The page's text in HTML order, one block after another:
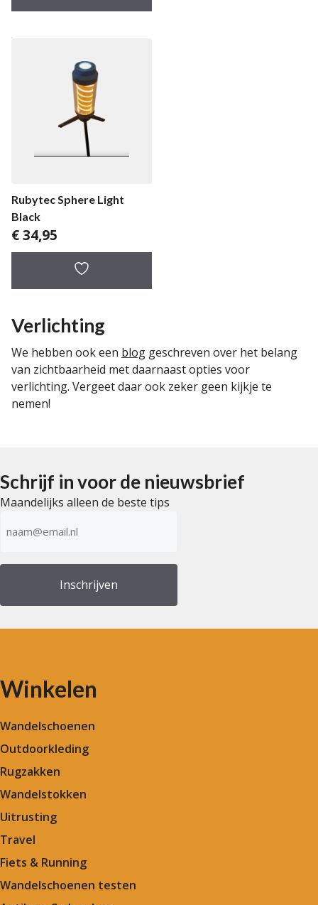
Rubytec Sphere Light
Black
€34,95
Verlichting
We hebben ook een blog geschreven over het belang
van zichtbaarheid met daarnaast opties voor
verlichting. Vergeet daar ook zeker geen kijkje te
nemen!
Schrijf in voor de nieuwsbrief
Maandelijks alleen de beste tips
mailadres
Winkelen
Wandelschoenen
Outdoorkleding
Rugzakken
Wandelstokken
Uitrusting
Travel
Fiets & Running
Wandelschoenen testen